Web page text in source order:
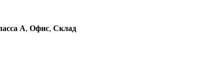
A, Офис, Склад